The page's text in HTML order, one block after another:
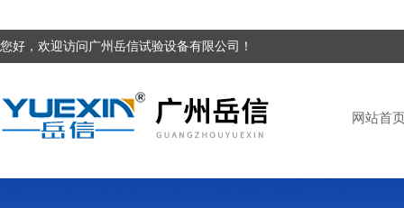
您好，欢迎访问广州岳信试验设备有限公司！
网站首